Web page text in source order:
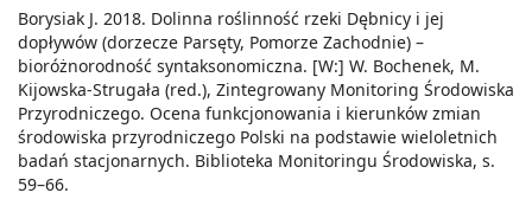
Borysiak J. 2018. Dolinna roślinność rzeki Dębnicy i jej
dopływów (dorzecze Parsęty, Pomorze Zachodnie) –
bioróżnorodność syntaksonomiczna. [W:] W. Bochenek, M.
Kijowska-Strugała (red.), Zintegrowany Monitoring Środowiska
Przyrodniczego. Ocena funkcjonowania i kierunków zmian
środowiska przyrodniczego Polski na podstawie wieloletnich
badań stacjonarnych. Biblioteka Monitoringu Środowiska, s.
59–66.